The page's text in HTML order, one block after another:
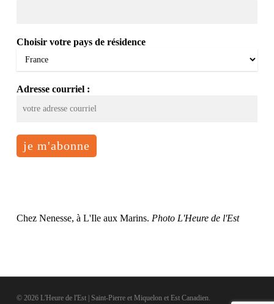
Choisir votre pays de résidence
Adresse courriel :
Chez Nenesse, à L'Ile aux Marins. Photo L'Heure de l'Est
© 2026 L'Heure de l'Est | Saint-Pierre et Miquelon et Est Canadien.